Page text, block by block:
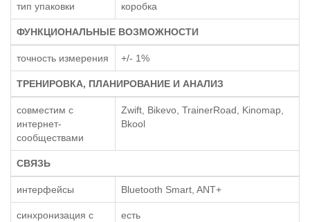
тип упаковки коробка
ФУНКЦИОНАЛЬНЫЕ ВОЗМОЖНОСТИ
точность измерения +/- 1%
ТРЕНИРОВКА, ПЛАНИРОВАНИЕ И АНАЛИЗ
совместим с
интернет-
сообществами
Zwift, Bikevo, TrainerRoad, Kinomap,
Bkool
СВЯЗЬ
интерфейсы Bluetooth Smart, ANT+
синхронизация с
есть